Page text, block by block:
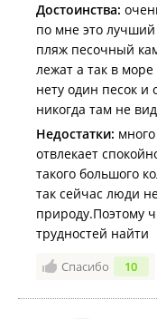
отдыхающих, на
Щитовой".
Уборные:
Биокабинка за 30
Питание:
На территории
продуктовый – в 10
«Горностай».
Купание: запрещено.
сильные волны.
Как добраться и где
берега 1,5
Достоинства:
по мне это лучший
пляж песочный
лежат а так в море
нету один песок и
никогда там не
Недостатки:
отвлекает
такого большого
так сейчас люди
природу.Поэтому
трудностей найти
Спасибо 10